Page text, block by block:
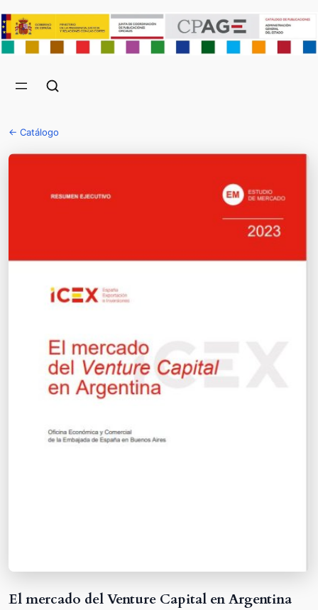
← Catálogo
El mercado del Venture Capital en Argentina